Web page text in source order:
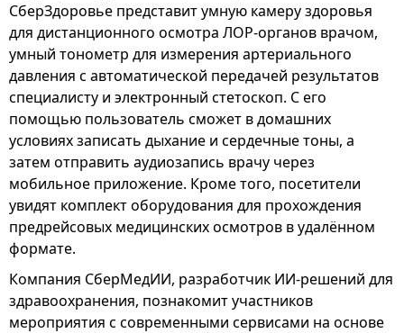
СберЗдоровье представит умную камеру здоровья
для дистанционного осмотра ЛОР-органов врачом,
умный тонометр для измерения артериального
давления с автоматической передачей результатов
специалисту и электронный стетоскоп. С его
помощью пользователь сможет в домашних
условиях записать дыхание и сердечные тоны, а
затем отправить аудиозапись врачу через
мобильное приложение. Кроме того, посетители
увидят комплект оборудования для прохождения
предрейсовых медицинских осмотров в удалённом
формате.
Компания СберМедИИ, разработчик ИИ-решений для
здравоохранения, познакомит участников
мероприятия с современными сервисами на основе